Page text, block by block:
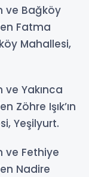
ve Bağköy
Fatma
Mahallesi,
ve Yakınca
Zöhre Işık’ın
Yeşilyurt.
ve Fethiye
Nadire